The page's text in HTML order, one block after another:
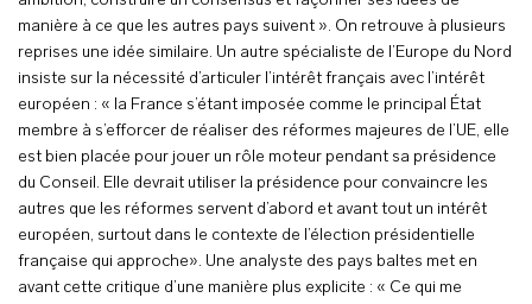
manière à ce que les autres pays suivent ». On retrouve à plusieurs
reprises une idée similaire. Un autre spécialiste de l’Europe du Nord
insiste sur la nécessité d’articuler l’intérêt français avec l’intérêt
européen : « la France s’étant imposée comme le principal État
membre à s’efforcer de réaliser des réformes majeures de l’UE, elle
est bien placée pour jouer un rôle moteur pendant sa présidence
du Conseil. Elle devrait utiliser la présidence pour convaincre les
autres que les réformes servent d’abord et avant tout un intérêt
européen, surtout dans le contexte de l’élection présidentielle
française qui approche». Une analyste des pays baltes met en
avant cette critique d’une manière plus explicite : « Ce qui me